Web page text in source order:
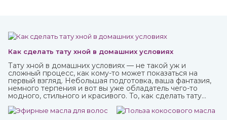
Как сделать тату хной в домашних условиях
Тату хной в домашних условиях — не такой уж и
сложный процесс, как кому-то может показаться на
первый взгляд. Небольшая подготовка, ваша фантазия,
немного терпения и вот вы уже обладатель чего-то
модного, стильного и красивого. То, как сделать тату